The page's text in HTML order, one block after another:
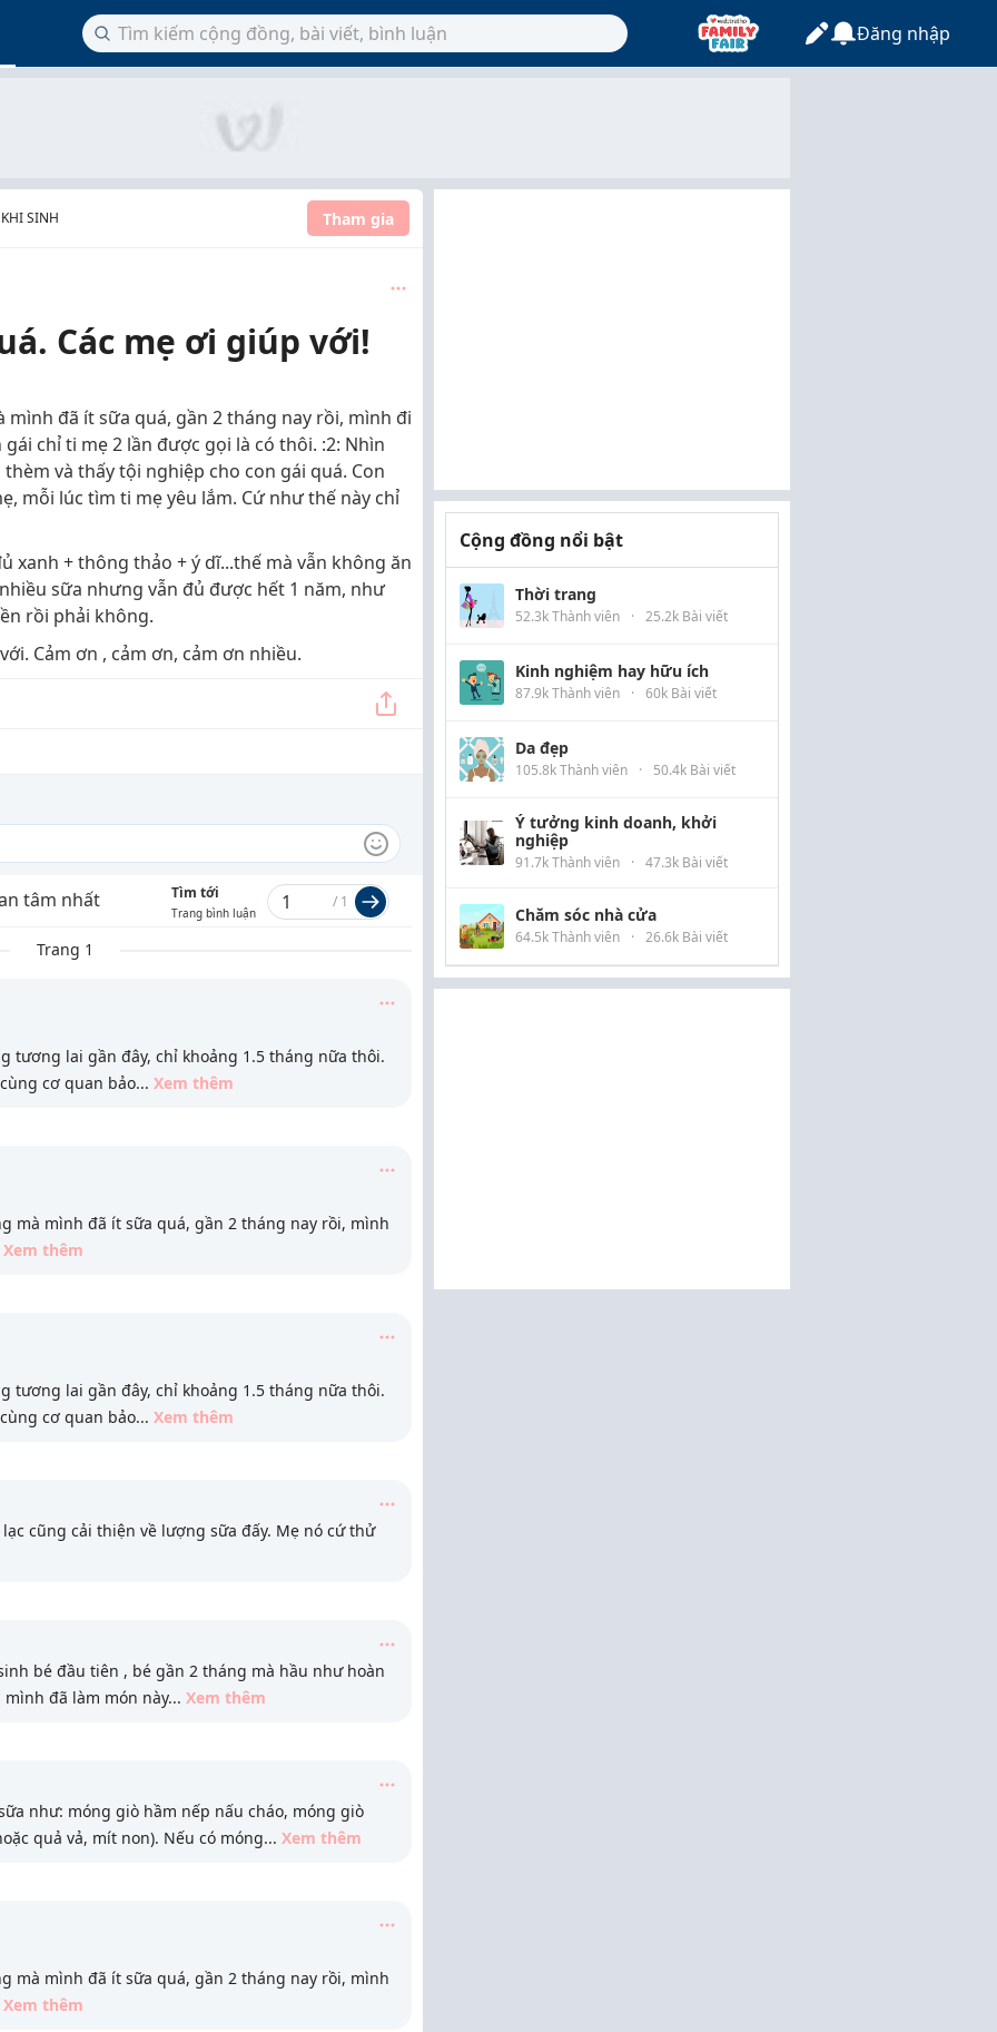
Đăng nhập
SINH Tham gia
Các mẹ ơi giúp với!
đã ít sữa quá, gần 2 tháng nay rồi, mình đi
chỉ ti mẹ 2 lần được gọi là có thôi. :2: Nhìn
và thấy tội nghiệp cho con gái quá. Con
mỗi lúc tìm ti mẹ yêu lắm. Cứ như thế này chỉ
xanh + thông thảo + ý dĩ...thế mà vẫn không ăn
sữa nhưng vẫn đủ được hết 1 năm, như
rồi phải không.
Cảm ơn , cảm ơn, cảm ơn nhiều.
tâm nhất Tìm tới
Trang bình luận
/ 1
Trang 1
tương lai gần đây, chỉ khoảng 1.5 tháng nữa thôi.
cơ quan bảo... Xem thêm
mà mình đã ít sữa quá, gần 2 tháng nay rồi, mình
Xem thêm
tương lai gần đây, chỉ khoảng 1.5 tháng nữa thôi.
cơ quan bảo... Xem thêm
cũng cải thiện về lượng sữa đấy. Mẹ nó cứ thử
bé đầu tiên , bé gần 2 tháng mà hầu như hoàn
mình đã làm món này... Xem thêm
như: móng giò hầm nếp nấu cháo, móng giò
quả vả, mít non). Nếu có móng... Xem thêm
mà mình đã ít sữa quá, gần 2 tháng nay rồi, mình
Xem thêm
Cộng đồng nổi bật
Thời trang
52.3k Thành viên · 25.2k Bài viết
Kinh nghiệm hay hữu ích
87.9k Thành viên · 60k Bài viết
Da đẹp
105.8k Thành viên · 50.4k Bài viết
Ý tưởng kinh doanh, khởi
nghiệp
91.7k Thành viên · 47.3k Bài viết
Chăm sóc nhà cửa
64.5k Thành viên · 26.6k Bài viết